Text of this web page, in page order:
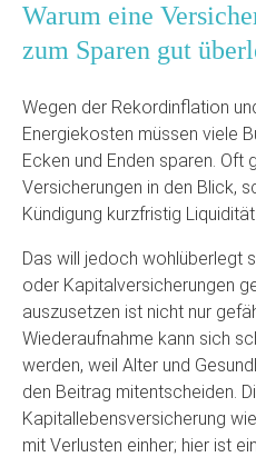
Warum eine
zum Sparen gut
Wegen der Rekordinflation
Energiekosten müssen viele
Ecken und Enden sparen. Oft
Versicherungen in den Blick,
Kündigung kurzfristig
Das will jedoch wohlüberlegt
oder Kapitalversicherungen
auszusetzen ist nicht nur
Wiederaufnahme kann sich
werden, weil Alter und
den Beitrag mitentscheiden.
Kapitallebensversicherung
mit Verlusten einher; hier ist